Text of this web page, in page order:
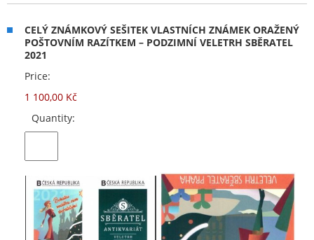
CELÝ ZNÁMKOVÝ SEŠITEK VLASTNÍCH ZNÁMEK ORAŽENÝ
POŠTOVNÍM RAZÍTKEM – PODZIMNÍ VELETRH SBĚRATEL
2021
Price:
1 100,00 Kč
Quantity: